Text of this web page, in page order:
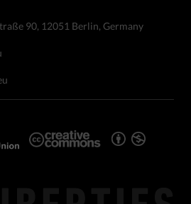
90, 12051 Berlin, Germany